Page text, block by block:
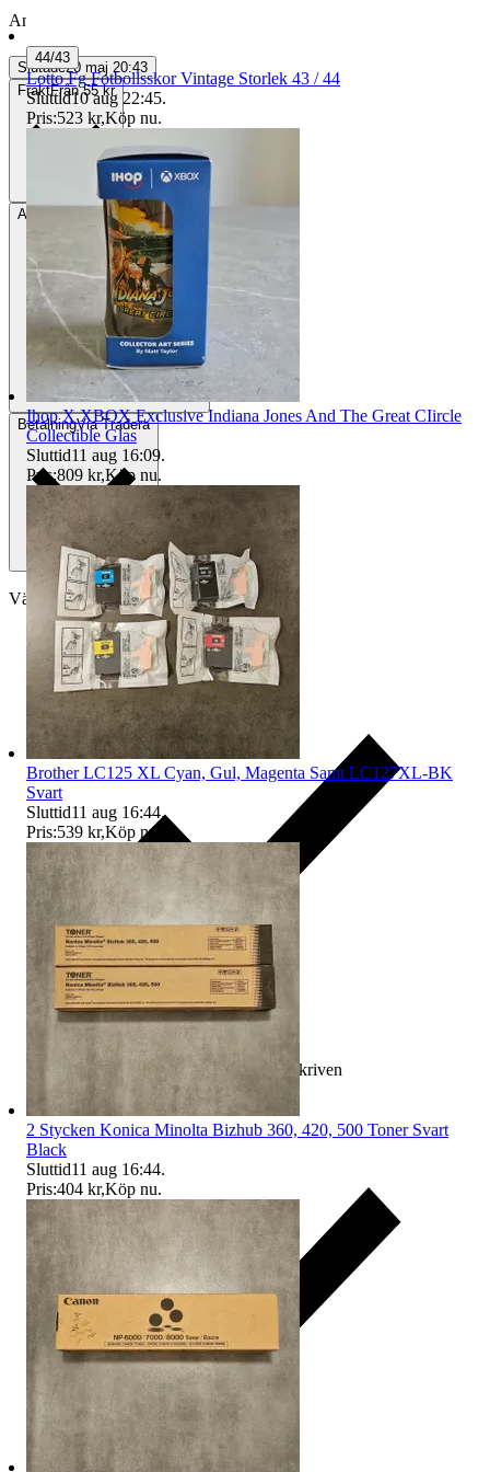
Annonsen är avslutad. Såld med Köp nu.
Slutade20 maj 20:43
FraktFrån 55 kr
Avhämtning Uppsala, Sverige
BetalningVia Tradera
Välj till köparskydd
Ersättning om varan inte är som beskriven
44/43
Lotto Fg Fotbollsskor Vintage Storlek 43 / 44
Sluttid10 aug 22:45.
Pris:523 kr,Köp nu.
Ihop X XBOX Exclusive Indiana Jones And The Great CIircle
Collectible Glas
Sluttid11 aug 16:09.
Pris:809 kr,Köp nu.
Brother LC125 XL Cyan, Gul, Magenta Samt LC127XL-BK
Svart
Sluttid11 aug 16:44.
Pris:539 kr,Köp nu
2 Stycken Konica Minolta Bizhub 360, 420, 500 Toner Svart
Black
Sluttid11 aug 16:44.
Pris:404 kr,Köp nu.